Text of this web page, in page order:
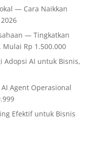
— Cara Naikkan
— Tingkatkan
Rp 1.500.000
AI untuk Bisnis,
Agent Operasional
Efektif untuk Bisnis